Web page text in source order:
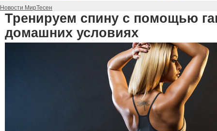
Новости МирТесен
Тренируем спину с помощью
домашних условиях